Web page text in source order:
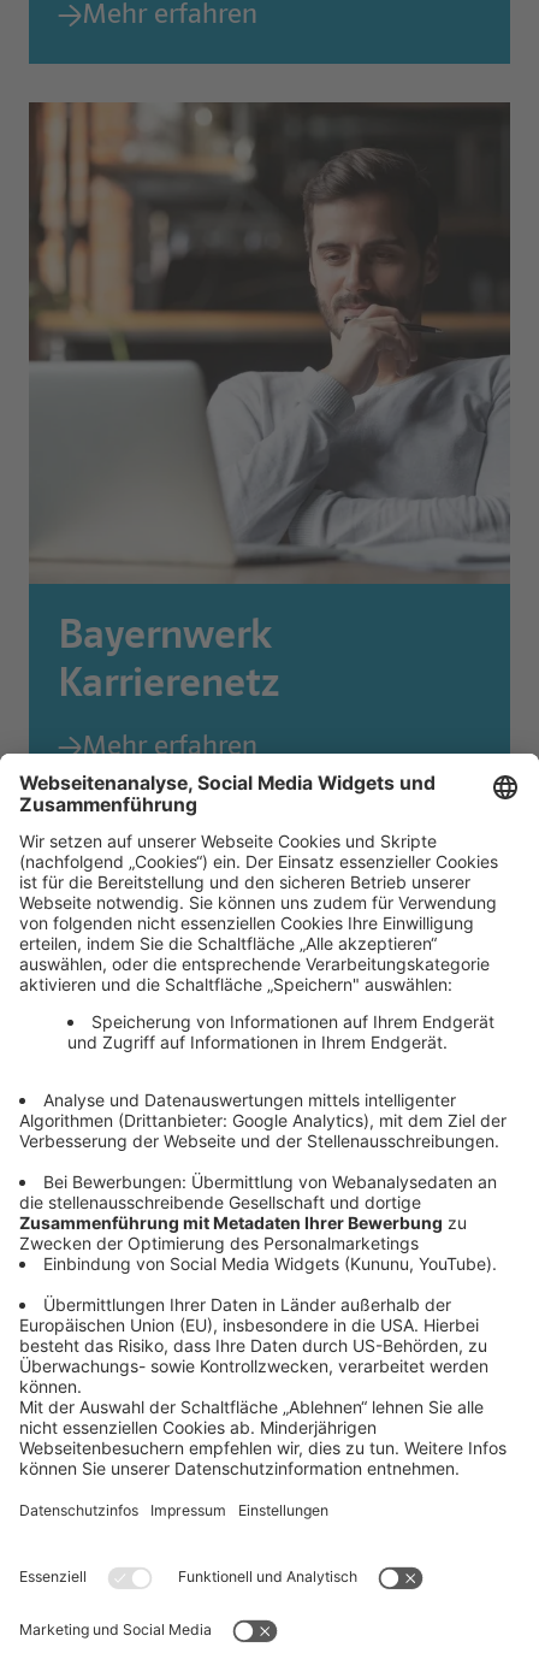
Mehr erfahren
Bayernwerk
Karrierenetz
Mehr erfahren
Nicht der richtige Job dabei? Wir sind das Bayernwerk und Part
von
→ Zu den E.ON Jobs
Newsroom
Über uns
Karriere
Lilienthalstraße 7